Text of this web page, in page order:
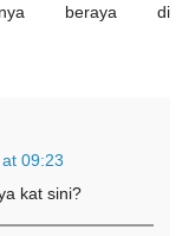
beraya di
09:23
kat sini?